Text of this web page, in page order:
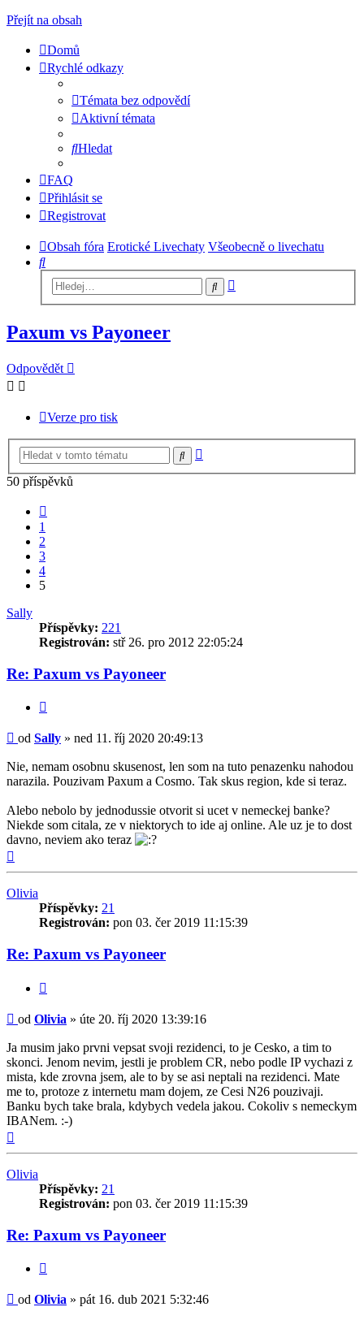
Přejít na obsah
Domů
Rychlé odkazy
Témata bez odpovědí
Aktivní témata
Hledat
FAQ
Přihlásit se
Registrovat
Obsah fóra Erotické Livechaty Všeobecně o livechatu
Hledat
Hledat
Paxum vs Payoneer
Odpovědět
Verze pro tisk
Hledat
50 příspěvků
1
2
3
4
5
Sally
Příspěvky: 221
Registrován: stř 26. pro 2012 22:05:24
Re: Paxum vs Payoneer
Příspěvek
od Sally » ned 11. říj 2020 20:49:13
Nie, nemam osobnu skusenost, len som na tuto penazenku nahodou
narazila. Pouzivam Paxum a Cosmo. Tak skus region, kde si teraz.
Alebo nebolo by jednodussie otvorit si ucet v nemeckej banke?
Niekde som citala, ze v niektorych to ide aj online. Ale uz je to dost
davno, neviem ako teraz
Olivia
Příspěvky: 21
Registrován: pon 03. čer 2019 11:15:39
Re: Paxum vs Payoneer
Příspěvek
od Olivia » úte 20. říj 2020 13:39:16
Ja musim jako prvni vepsat svoji rezidenci, to je Cesko, a tim to
skonci. Jenom nevim, jestli je problem CR, nebo podle IP vychazi z
mista, kde zrovna jsem, ale to by se asi neptali na rezidenci. Mate
me to, protoze z internetu mam dojem, ze Cesi N26 pouzivaji.
Banku bych take brala, kdybych vedela jakou. Cokoliv s nemeckym
IBANem. :-)
Olivia
Příspěvky: 21
Registrován: pon 03. čer 2019 11:15:39
Re: Paxum vs Payoneer
Příspěvek
od Olivia » pát 16. dub 2021 5:32:46